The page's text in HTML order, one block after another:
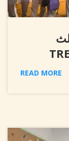
READ MORE